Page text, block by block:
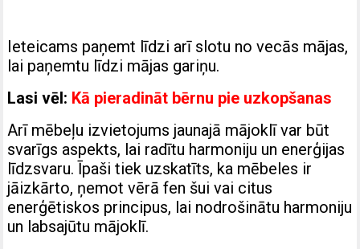
Ieteicams paņemt līdzi arī slotu no vecās mājas,
lai paņemtu līdzi mājas gariņu.
Lasi vēl: Kā pieradināt bērnu pie uzkopšanas
Arī mēbeļu izvietojums jaunajā mājoklī var būt
svarīgs aspekts, lai radītu harmoniju un enerģijas
līdzsvaru. Īpaši tiek uzskatīts, ka mēbeles ir
jāizkārto, ņemot vērā fen šui vai citus
enerģētiskos principus, lai nodrošinātu harmoniju
un labsajūtu mājoklī.